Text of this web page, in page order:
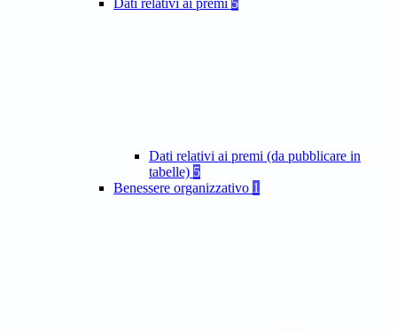
Dati relativi ai premi 5
Dati relativi ai premi (da pubblicare in
tabelle) 5
Benessere organizzativo 1